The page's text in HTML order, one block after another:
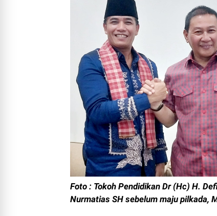
Foto : Tokoh Pendidikan Dr (Hc) H.
Nurmatias SH sebelum maju pilkada,